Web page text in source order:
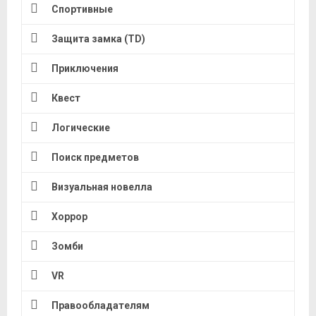
Спортивные
Защита замка (TD)
Приключения
Квест
Логические
Поиск предметов
Визуальная новелла
Хоррор
Зомби
VR
Правообладателям